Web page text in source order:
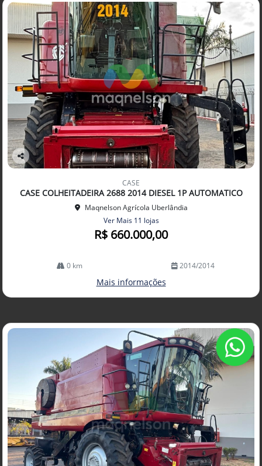
Co
arti
lhe
CASE
CASE COLHEITADEIRA 2688 2014 DIESEL 1P AUTOMATICO
Maqnelson Agrícola Uberlândia
Ver Mais 11 lojas
R$ 660.000,00
0 km 2014/2014
Mais informações